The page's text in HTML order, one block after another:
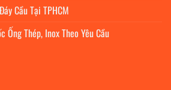
Cầu Tại TPHCM
Ống Thép, Inox Theo Yêu Cầu